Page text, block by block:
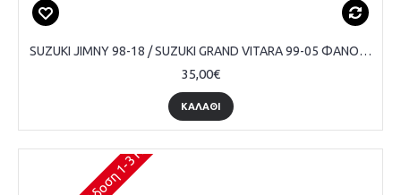
SUZUKI JIMNY 98-18 / SUZUKI GRAND VITARA 99-05 ΦΑΝΟΣ ΠΙΣΩ ΠΡΟΦΥΛΑΚΤΗΡΑ - ΣΥΝΟΔΗΓΟΥ
35,00€
ΚΑΛΆΘΙ